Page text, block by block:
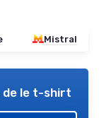
Mistral
le t-shirt